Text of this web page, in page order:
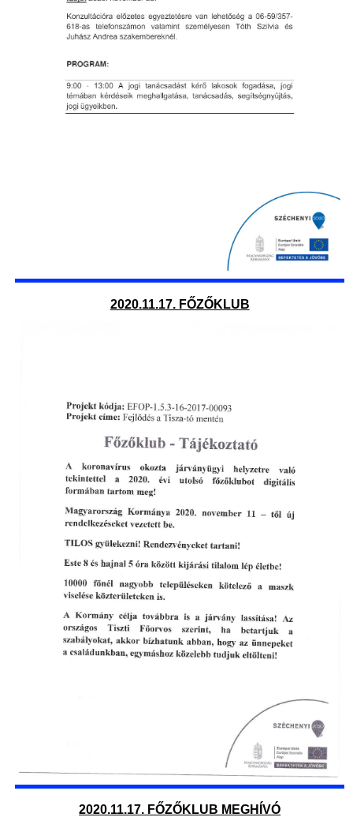
2020.11.17. FŐZŐKLUB
2020.11.17. FŐZŐKLUB MEGHÍVÓ